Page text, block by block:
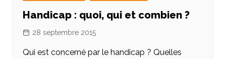
Handicap : quoi, qui et combien ?
28 septembre 2015
Qui est concerné par le handicap ? Quelles